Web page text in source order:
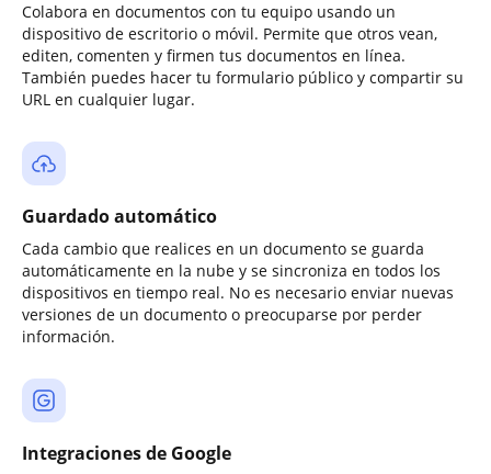
Colabora en documentos con tu equipo usando un
dispositivo de escritorio o móvil. Permite que otros vean,
editen, comenten y firmen tus documentos en línea.
También puedes hacer tu formulario público y compartir su
URL en cualquier lugar.
Guardado automático
Cada cambio que realices en un documento se guarda
automáticamente en la nube y se sincroniza en todos los
dispositivos en tiempo real. No es necesario enviar nuevas
versiones de un documento o preocuparse por perder
información.
Integraciones de Google